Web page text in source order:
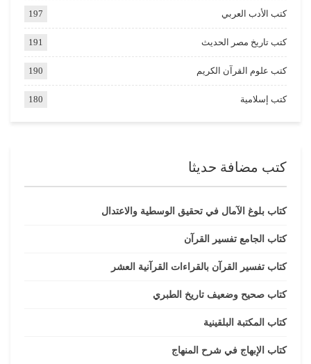
كتب الأدب العربي 197
كتب تاريخ مصر الحديث 191
كتب علوم القرآن الكريم 190
كتب إسلامية 180
كتب مضافة حديثا
كتاب بلوغ الآمال في تحقيق الوسطية والاعتدال
كتاب الجامع تفسير القرآن
كتاب تفسير القرآن بالقراءات القرآنية العشر
كتاب صحيح وضعيف تاريخ الطبري
كتاب المكتبة البلقينية
كتاب الإبهاج في شرح المنهاج